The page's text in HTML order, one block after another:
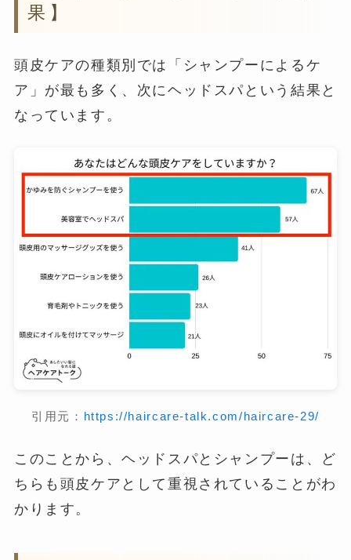
果】
頭皮ケアの種類別では「シャンプーによるケ
ア」が最も多く、次にヘッドスパという結果と
なっています。
引用元： https://haircare-talk.com/haircare-29/
このことから、ヘッドスパとシャンプーは、ど
ちらも頭皮ケアとして重視されていることがわ
かります。